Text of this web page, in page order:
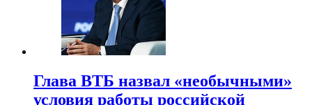
Глава ВТБ назвал «необычными»
условия работы российской